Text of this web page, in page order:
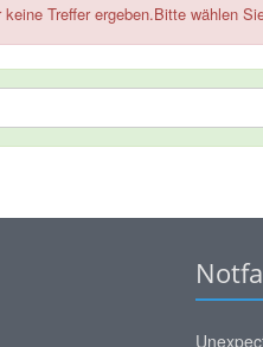
keine Treffer ergeben.Bitte wählen